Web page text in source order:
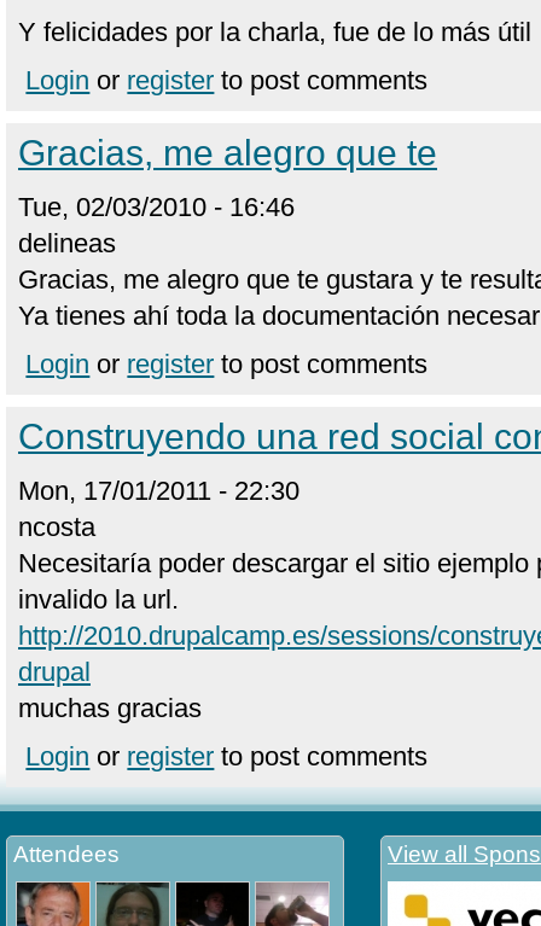
Y felicidades por la charla, fue de lo más útil
Login or register to post comments
Gracias, me alegro que te
Tue, 02/03/2010 - 16:46
delineas
Gracias, me alegro que te gustara y te
Ya tienes ahí toda la documentación
Login or register to post comments
Construyendo una red social
Mon, 17/01/2011 - 22:30
ncosta
Necesitaría poder descargar el sitio ejemplo
invalido la url.
http://2010.drupalcamp.es/sessions/
drupal
muchas gracias
Login or register to post comments
Attendees View all